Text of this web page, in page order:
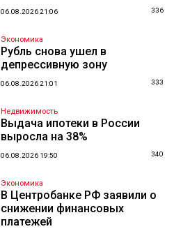
06.08.2026 21:06 336
Экономика
Рубль снова ушел в
депрессивную зону
06.08.2026 21:01 333
Недвижимость
Выдача ипотеки в России
выросла на 38%
06.08.2026 19:50 340
Экономика
В Центробанке РФ заявили о
снижении финансовых
платежей